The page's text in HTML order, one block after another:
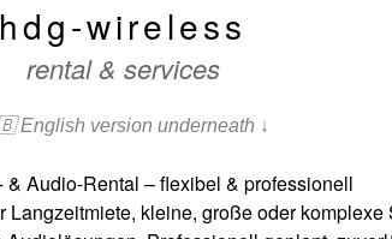
hdg-wireless
rental & services
English version underneath ↓
& Audio-Rental – flexibel & professionell
Langzeitmiete, kleine, große oder komplexe